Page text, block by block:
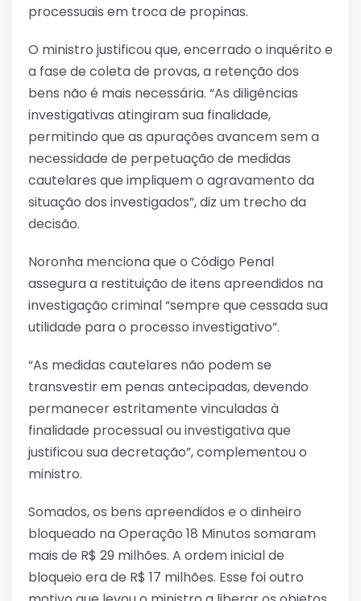
processuais em troca de propinas.
O ministro justificou que, encerrado o inquérito e
a fase de coleta de provas, a retenção dos
bens não é mais necessária. “As diligências
investigativas atingiram sua finalidade,
permitindo que as apurações avancem sem a
necessidade de perpetuação de medidas
cautelares que impliquem o agravamento da
situação dos investigados”, diz um trecho da
decisão.
Noronha menciona que o Código Penal
assegura a restituição de itens apreendidos na
investigação criminal “sempre que cessada sua
utilidade para o processo investigativo”.
“As medidas cautelares não podem se
transvestir em penas antecipadas, devendo
permanecer estritamente vinculadas à
finalidade processual ou investigativa que
justificou sua decretação”, complementou o
ministro.
Somados, os bens apreendidos e o dinheiro
bloqueado na Operação 18 Minutos somaram
mais de R$ 29 milhões. A ordem inicial de
bloqueio era de R$ 17 milhões. Esse foi outro